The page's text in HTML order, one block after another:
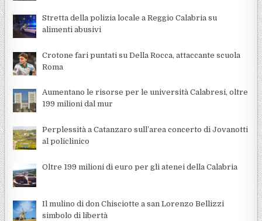
Stretta della polizia locale a Reggio Calabria su
alimenti abusivi
Crotone fari puntati su Della Rocca, attaccante scuola
Roma
Aumentano le risorse per le università Calabresi, oltre
199 milioni dal mur
Perplessità a Catanzaro sull’area concerto di Jovanotti
al policlinico
Oltre 199 milioni di euro per gli atenei della Calabria
Il mulino di don Chisciotte a san Lorenzo Bellizzi
simbolo di libertà